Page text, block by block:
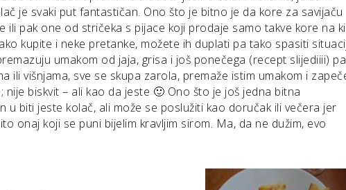
je svaki put fantastičan. Ono što je bitno je da kore za savijaču
ili pak one od stričeka s pijace koji prodaje samo takve kore na
kupite i neke pretanke, možete ih duplati pa tako spasiti
umakom od jaja, grisa i još ponečega (recept slijediiii) pa
ili višnjama, sve se skupa zarola, premaže istim umakom i
nije biskvit – ali kao da jeste 🙂 Ono što je još jedna bitna
u biti jeste kolač, ali može se poslužiti kao doručak ili večera jer
onaj koji se puni bijelim kravljim sirom. Ma, da ne dužim, evo